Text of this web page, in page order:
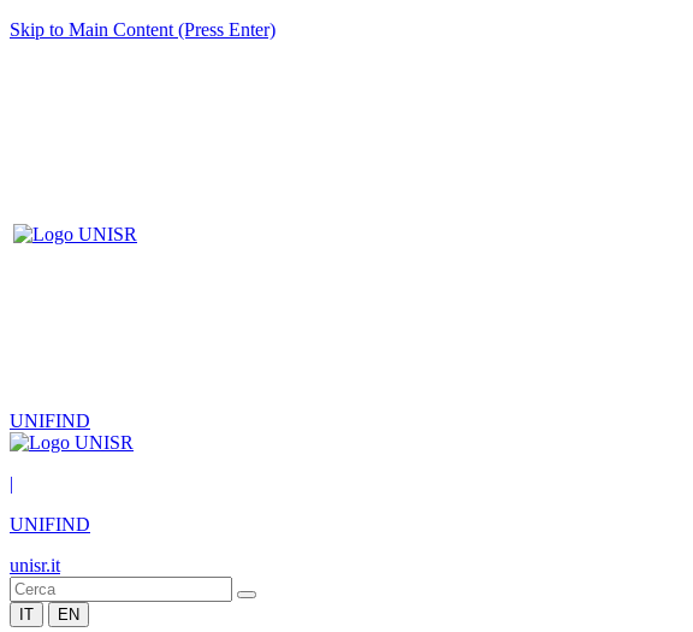
Skip to Main Content (Press Enter)
UNIFIND
|
UNIFIND
unisr.it
IT EN